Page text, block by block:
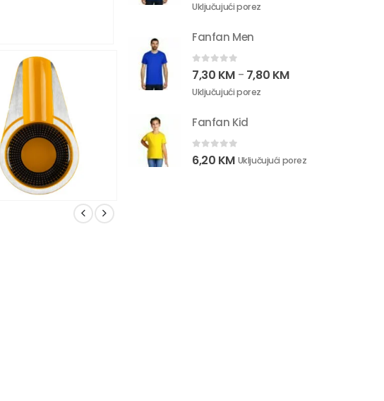
Uključujući porez
Fanfan Men
0out of 5
7,30 KM – 7,80 KM
Uključujući porez
Fanfan Kid
0out of 5
6,20 KM Uključujući porez